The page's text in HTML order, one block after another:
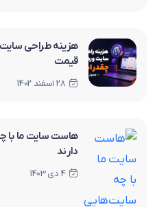
هزینه طراحی
قیمت
28 اسفند 1402
هاست سایت ما با
دارند
4 دی 1403